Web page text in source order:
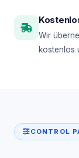
Wir
kostenlos
CONTROL